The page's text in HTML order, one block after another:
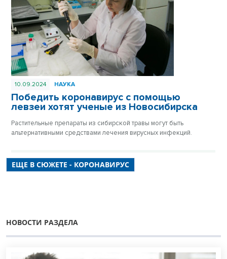
10.09.2024 НАУКА
Победить коронавирус с помощью
левзеи хотят ученые из Новосибирска
Растительные препараты из сибирской травы могут быть
альтернативными средствами лечения вирусных инфекций.
ЕЩЕ В СЮЖЕТЕ - КОРОНАВИРУС
НОВОСТИ РАЗДЕЛА